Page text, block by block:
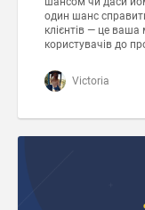
один шанс
клієнтів — це
користувачів до
Victoria